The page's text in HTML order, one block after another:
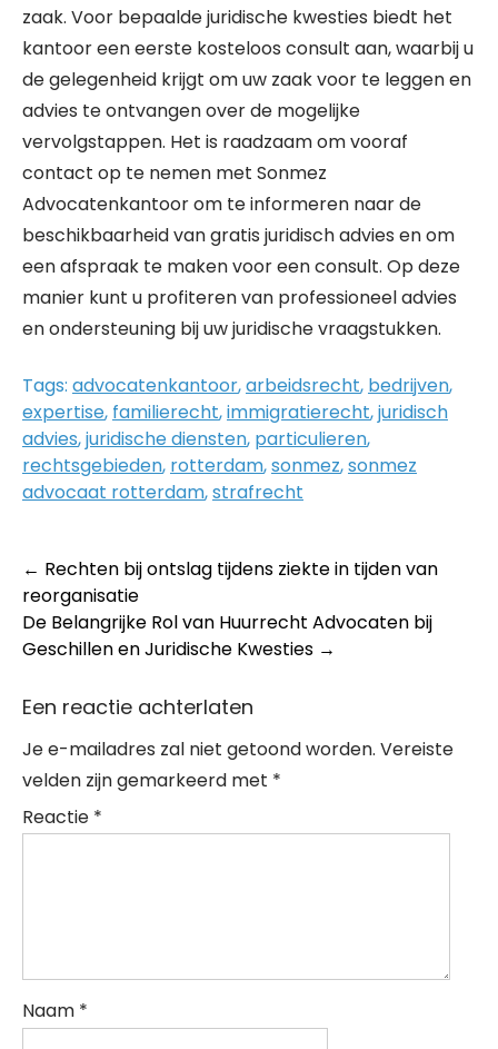
zaak. Voor bepaalde juridische kwesties biedt het
kantoor een eerste kosteloos consult aan, waarbij u
de gelegenheid krijgt om uw zaak voor te leggen en
advies te ontvangen over de mogelijke
vervolgstappen. Het is raadzaam om vooraf
contact op te nemen met Sonmez
Advocatenkantoor om te informeren naar de
beschikbaarheid van gratis juridisch advies en om
een afspraak te maken voor een consult. Op deze
manier kunt u profiteren van professioneel advies
en ondersteuning bij uw juridische vraagstukken.
Tags: advocatenkantoor,arbeidsrecht, bedrijven,
expertise, familierecht,immigratierecht,juridisch
advies,juridische diensten, particulieren,
rechtsgebieden, rotterdam,sonmez,sonmez
advocaat rotterdam,strafrecht
Post
navigation
← Rechten bij ontslag tijdens ziekte in tijden van
reorganisatie
De Belangrijke Rol van Huurrecht Advocaten bij
Geschillen en Juridische Kwesties →
Een reactie achterlaten
Je e-mailadres zal niet getoond worden. Vereiste
velden zijn gemarkeerd met *
Reactie *
Naam *